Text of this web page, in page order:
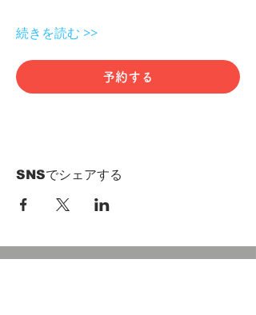
続きを読む >>
予約する
SNSでシェアする